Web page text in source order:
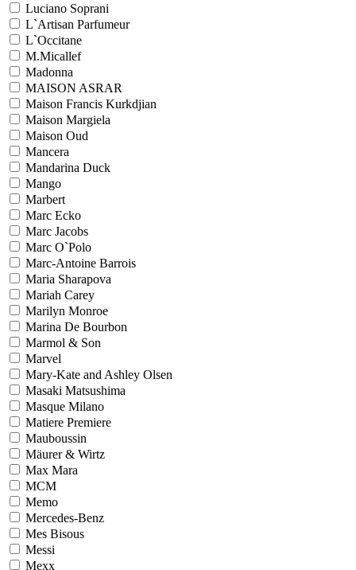
Luciano Soprani
L`Artisan Parfumeur
L`Occitane
M.Micallef
Madonna
MAISON ASRAR
Maison Francis Kurkdjian
Maison Margiela
Maison Oud
Mancera
Mandarina Duck
Mango
Marbert
Marc Ecko
Marc Jacobs
Marc O`Polo
Marc-Antoine Barrois
Maria Sharapova
Mariah Carey
Marilyn Monroe
Marina De Bourbon
Marmol & Son
Marvel
Mary-Kate and Ashley Olsen
Masaki Matsushima
Masque Milano
Matiere Premiere
Mauboussin
Mäurer & Wirtz
Max Mara
MCM
Memo
Mercedes-Benz
Mes Bisous
Messi
Mexx